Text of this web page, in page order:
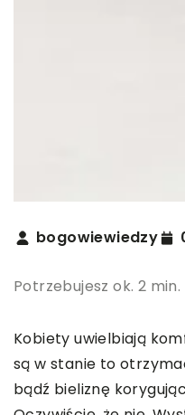
bogowiewiedzy
Potrzebujesz ok. 2
Kobiety uwielbiają
są w stanie to
bądź bieliznę